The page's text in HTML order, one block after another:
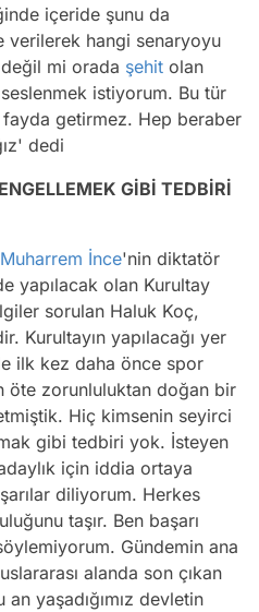
içeride şunu da
verilerek hangi senaryoyu
mi orada şehit olan
istiyorum. Bu tür
getirmez. Hep beraber
dedi
GİBİ TEDBİRİ
Muharrem İnce'nin diktatör
yapılacak olan Kurultay
sorulan Haluk Koç,
Kurultayın yapılacağı yer
ilk kez daha önce spor
öte zorunluluktan doğan bir
Hiç kimsenin seyirci
gibi tedbiri yok. İsteyen
için iddia ortaya
diliyorum. Herkes
taşır. Ben başarı
Gündemin ana
alanda son çıkan
yaşadığımız devletin